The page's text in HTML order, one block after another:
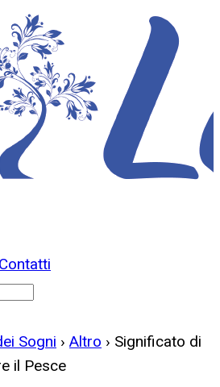
Contatti
Sogni › Altro › Significato di
il Pesce